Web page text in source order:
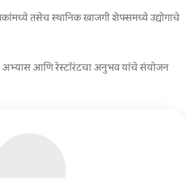
तसेच स्थानिक खाजगी शेफ्समध्ये उद्योगाचे
आणि रेस्टॉरंटचा अनुभव यांचे संयोजन